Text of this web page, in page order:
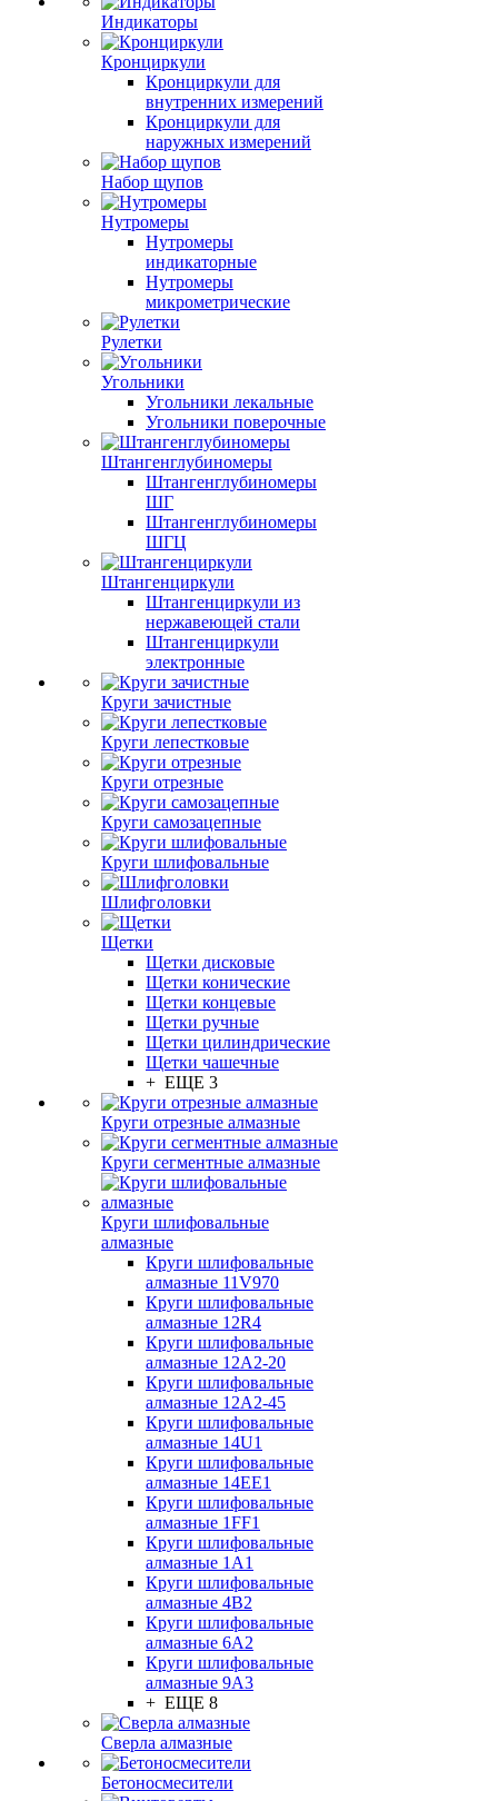
Индикаторы
Кронциркули
Кронциркули для
внутренних измерений
Кронциркули для
наружных измерений
Набор щупов
Нутромеры
Нутромеры
индикаторные
Нутромеры
микрометрические
Рулетки
Угольники
Угольники лекальные
Угольники поверочные
Штангенглубиномеры
Штангенглубиномеры
ШГ
Штангенглубиномеры
ШГЦ
Штангенциркули
Штангенциркули из
нержавеющей стали
Штангенциркули
электронные
Круги зачистные
Круги лепестковые
Круги отрезные
Круги самозацепные
Круги шлифовальные
Шлифголовки
Щетки
Щетки дисковые
Щетки конические
Щетки концевые
Щетки ручные
Щетки цилиндрические
Щетки чашечные
+ ЕЩЕ 3
Круги отрезные алмазные
Круги сегментные алмазные
Круги шлифовальные
алмазные
Круги шлифовальные
алмазные 11V970
Круги шлифовальные
алмазные 12R4
Круги шлифовальные
алмазные 12А2-20
Круги шлифовальные
алмазные 12А2-45
Круги шлифовальные
алмазные 14U1
Круги шлифовальные
алмазные 14ЕЕ1
Круги шлифовальные
алмазные 1FF1
Круги шлифовальные
алмазные 1А1
Круги шлифовальные
алмазные 4В2
Круги шлифовальные
алмазные 6A2
Круги шлифовальные
алмазные 9А3
+ ЕЩЕ 8
Сверла алмазные
Бетоносмесители